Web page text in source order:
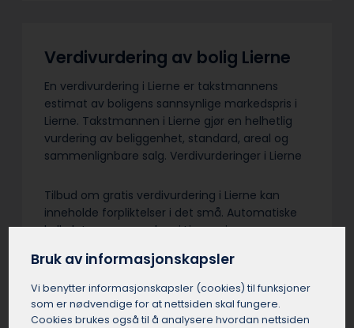
Verdivurdering av bolig Lierne
En verdivurdering i Lierne er takstmannens
estimat av boligens sannsynlige markedspris i
Lierne. Takstmannen i Lierne gjør en helhetlig
vurdering av beliggenhet, standard, areal og
sammenlignbare salg. Verdivurderinger i Lierne
Tilbud om gratis verdivurdering i Lierne kan
inneholde forpliktelser i det små. Automatiske
kalkulatorer og meglere i Lierne sine
nøye med vilkårene – en uavhengig
verdivurdering med befaring er sjelden gratis.
Grundighet og objektivitet fra en sertifisert
takstmann i Lierne er verdt å betale for…
Bruk av informasjonskapsler
Vi benytter informasjons­kapsler (cookies) til funksjoner
som er nødvendige for at nettsiden skal fungere.
Cookies brukes også til å analysere hvordan nettsiden